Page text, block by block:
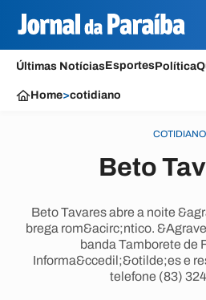
Últimas NotíciasEsportesPolítica
Home>cotidiano
COTIDIANO
Beto
Beto Tavares abre a noite
brega rom&acirc;ntico.
banda Tamborete de
Informa&ccedil;&otilde;es e
telefone (83)